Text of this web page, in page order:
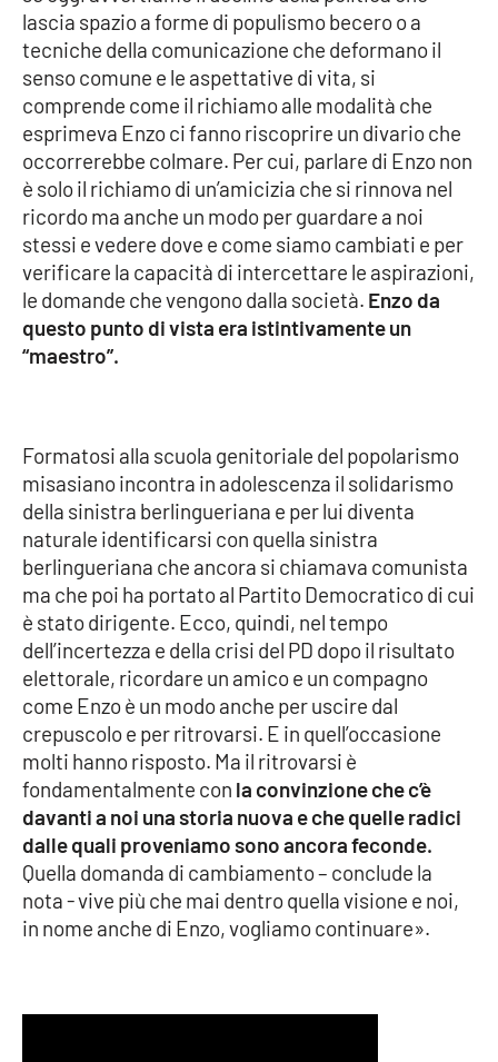
EDIZIONI
LOCALI
Catanzaro
Crotone
Vibo Valentia
Reggio Calabria
Cosenza
PROGETTI
SPECIALI
Buona Sanità Calabria
LA
CALABRIAVISIONE
Destinazioni
Eventi
Storie
lascia spazio a forme di populismo becero o a
tecniche della comunicazione che deformano il
senso comune e le aspettative di vita, si
comprende come il richiamo alle modalità che
esprimeva Enzo ci fanno riscoprire un divario che
occorrerebbe colmare. Per cui, parlare di Enzo non
è solo il richiamo di un’amicizia che si rinnova nel
ricordo ma anche un modo per guardare a noi
stessi e vedere dove e come siamo cambiati e per
verificare la capacità di intercettare le aspirazioni,
le domande che vengono dalla società. Enzo da
questo punto di vista era istintivamente un
“maestro”.
Formatosi alla scuola genitoriale del popolarismo
misasiano incontra in adolescenza il solidarismo
della sinistra berlingueriana e per lui diventa
naturale identificarsi con quella sinistra
berlingueriana che ancora si chiamava comunista
ma che poi ha portato al Partito Democratico di cui
è stato dirigente. Ecco, quindi, nel tempo
dell’incertezza e della crisi del PD dopo il risultato
elettorale, ricordare un amico e un compagno
come Enzo è un modo anche per uscire dal
crepuscolo e per ritrovarsi. E in quell’occasione
molti hanno risposto. Ma il ritrovarsi è
fondamentalmente con la convinzione che c’è
davanti a noi una storia nuova e che quelle radici
dalle quali proveniamo sono ancora feconde.
Quella domanda di cambiamento – conclude la
nota - vive più che mai dentro quella visione e noi,
in nome anche di Enzo, vogliamo continuare».